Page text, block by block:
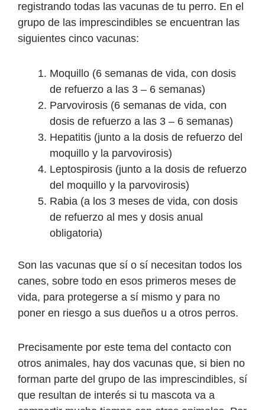
registrando todas las vacunas de tu perro. En el
grupo de las imprescindibles se encuentran las
siguientes cinco vacunas:
Moquillo (6 semanas de vida, con dosis
de refuerzo a las 3 – 6 semanas)
Parvovirosis (6 semanas de vida, con
dosis de refuerzo a las 3 – 6 semanas)
Hepatitis (junto a la dosis de refuerzo del
moquillo y la parvovirosis)
Leptospirosis (junto a la dosis de refuerzo
del moquillo y la parvovirosis)
Rabia (a los 3 meses de vida, con dosis
de refuerzo al mes y dosis anual
obligatoria)
Son las vacunas que sí o sí necesitan todos los
canes, sobre todo en esos primeros meses de
vida, para protegerse a sí mismo y para no
poner en riesgo a sus dueños u a otros perros.
Precisamente por este tema del contacto con
otros animales, hay dos vacunas que, si bien no
forman parte del grupo de las imprescindibles, sí
que resultan de interés si tu mascota va a